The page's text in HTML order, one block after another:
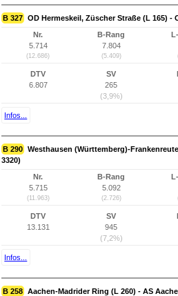
B 327 OD Hermeskeil, Züscher Straße (L 165) -
Nr.
5.714
(12.686)
B-Rang
7.804
(5.409)
DTV
6.807
SV
265
(3,9%)
Infos...
B 290 Westhausen (Württemberg)-
3320)
Nr.
5.715
(11.963)
B-Rang
5.092
(2.726)
DTV
13.131
SV
945
(7,2%)
Infos...
B 258 Aachen-Madrider Ring (L 260) - AS